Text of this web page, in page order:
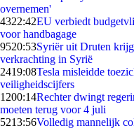
overnemen'
4322:42EU verbiedt
voor handbagage
9520:53Syriër uit Druten
verkrachting in Syrië
2419:08Tesla misleidde
veiligheidscijfers
1200:14Rechter dwingt
moeten terug voor 4 juli
5213:56Volledig mannelijk